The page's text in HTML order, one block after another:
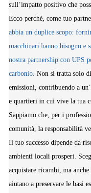
sull’impatto positivo che
Ecco perché, come tuo
abbia un duplice scopo:
macchinari hanno bisogno e
nostra partnership con UPS
carbonio. Non si tratta solo
emissioni, contribuendo a
e quartieri in cui vive la tua
Sappiamo che, per i
comunità, la responsabilità
Il tuo successo dipende da
ambienti locali prosperi.
acquistare ricambi, ma
aiutano a preservare le basi